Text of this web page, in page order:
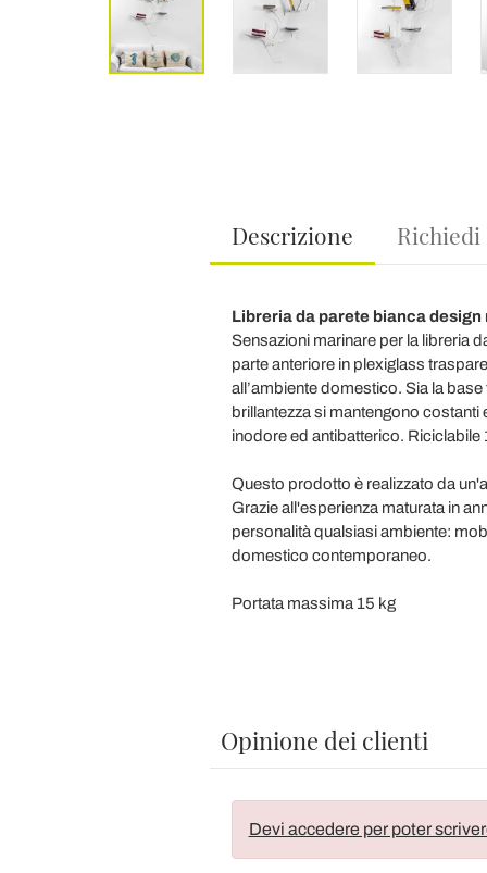
Descrizione
Libreria da parete bianca
Sensazioni marinare per la libreria
parte anteriore in plexiglass
all’ambiente domestico. Sia la
brillantezza si mantengono
inodore ed antibatterico.
Questo prodotto è realizzato da
Grazie all'esperienza maturata in
personalità qualsiasi ambiente:
domestico contemporaneo.
Portata massima 15 kg
Opinione dei clienti
Devi accedere per poter